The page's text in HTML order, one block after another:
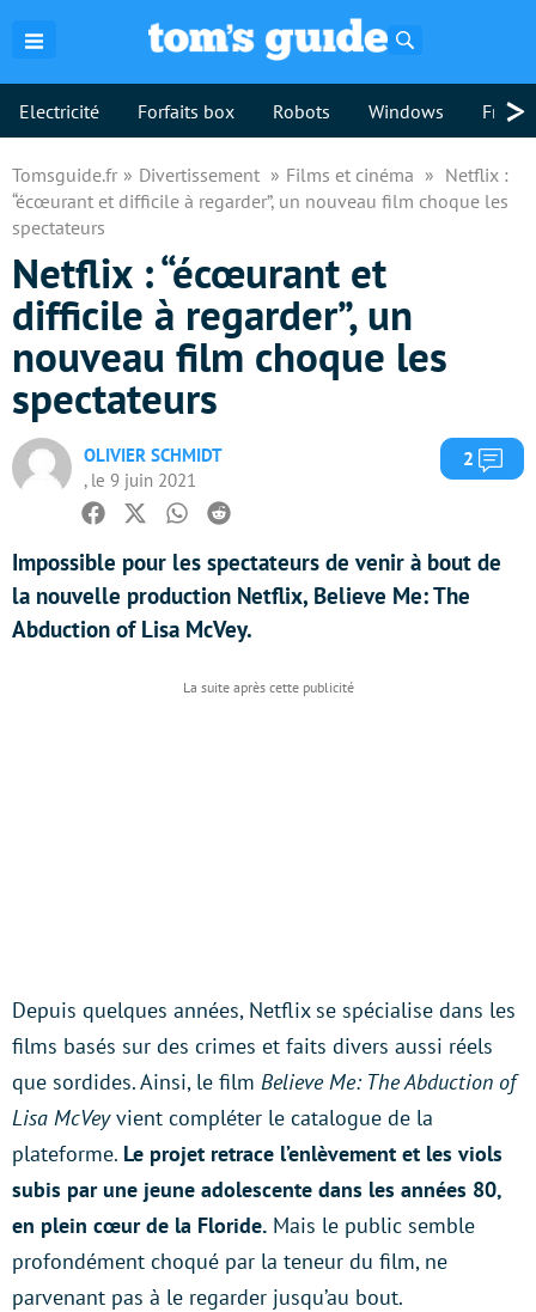
Electricité Forfaits box Robots Windows >
Tomsguide.fr Divertissement Films et cinéma
Netflix :
“écœurant et difficile à regarder”, un nouveau film choque les
spectateurs
Netflix : “écœurant et
difficile à regarder”, un
nouveau film choque les
spectateurs
OLIVIER SCHMIDT
, le 9 juin 2021
2
Facebook
TwitterWhatsapp
Reddit
Impossible pour les spectateurs de venir à bout de
la nouvelle production Netflix, Believe Me: The
Abduction of Lisa McVey.
Depuis quelques années, Netflix se spécialise dans les
films basés sur des crimes et faits divers aussi réels
que sordides. Ainsi, le film Believe Me: The Abduction of
Lisa McVeyvient compléter le catalogue de la
plateforme. Le projet retrace l’enlèvement et les viols
subis par une jeune adolescente dans les années 80,
en plein cœur de la Floride. Mais le public semble
profondément choqué par la teneur du film, ne
parvenant pas à le regarder jusqu’au bout.